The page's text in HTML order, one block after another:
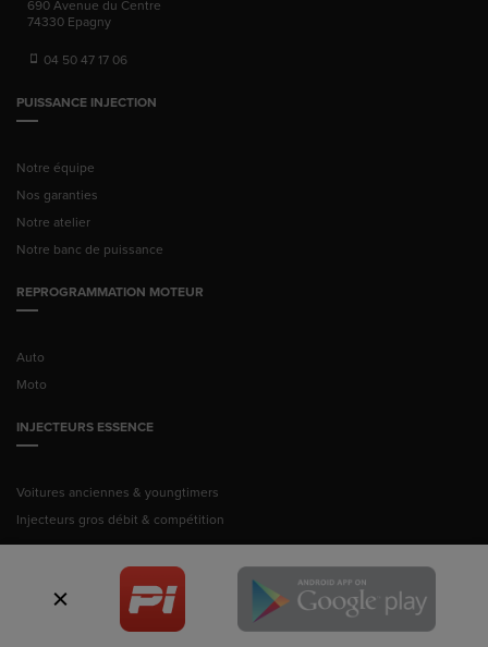
690 Avenue du Centre
74330 Epagny
04 50 47 17 06
PUISSANCE INJECTION
Notre équipe
Nos garanties
Notre atelier
Notre banc de puissance
REPROGRAMMATION MOTEUR
Auto
Moto
INJECTEURS ESSENCE
Voitures anciennes & youngtimers
Injecteurs gros débit & compétition
© Pussance Injection 2026 - Mentions légales
ITALIAN TECHNOLOGY